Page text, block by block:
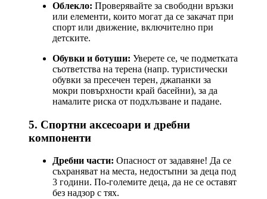
Облекло: Проверявайте за свободни връзки
или елементи, които могат да се закачат при
спорт или движение, включително при
детските.
Обувки и ботуши: Уверете се, че подметката
съответства на терена (напр. туристически
обувки за пресечен терен, джапанки за
мокри повърхности край басейни), за да
намалите риска от подхлъзване и падане.
5. Спортни аксесоари и дребни
компоненти
Дребни части: Опасност от задавяне! Да се
съхраняват на места, недостъпни за деца под
3 години. По-големите деца, да не се оставят
без надзор с тях.